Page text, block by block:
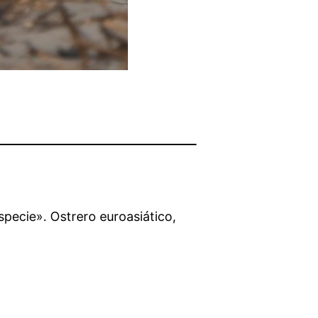
Ostrero euroasiático,